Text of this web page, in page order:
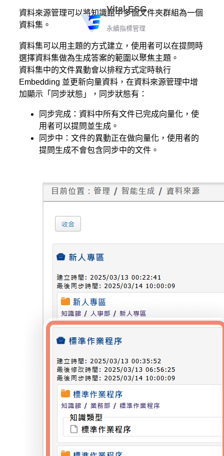
Vital ESG
永續指標管理
資料來源管理可以將知識館中多個文件夾群組為一個
資料集。
資料集可以用主題的方式建立，使用者可以在提問時
選擇資料集做為生成答案的範圍以聚焦主題。
資料集中的文件異動會以排程方式定時執行
Embedding 並更新向量資料，在資料來源管理中增
加顯示「同步狀態」，同步狀態有：
同步完成：資料中所有文件已完成向量化，使
用者可以提問並生成。
同步中：文件的異動正在做向量化，使用者的
提問生成不會包含同步中的文件。